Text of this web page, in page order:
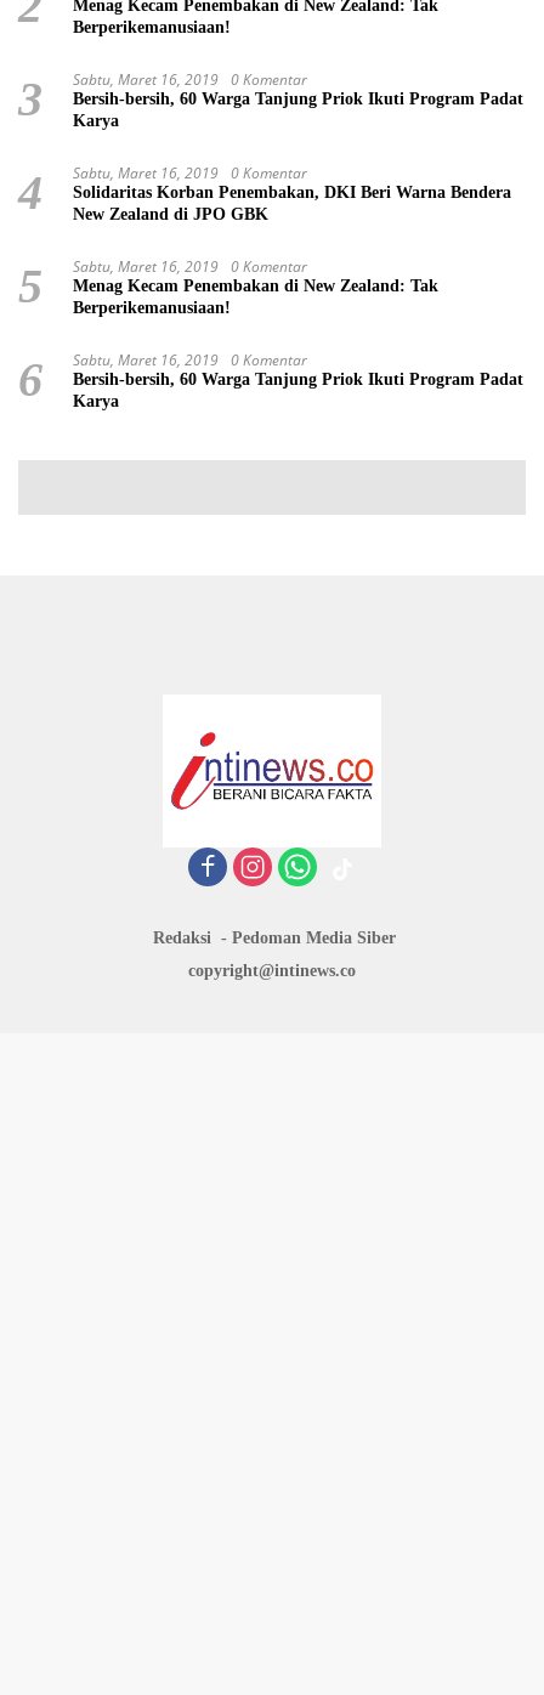
Menag Kecam Penembakan di New Zealand: Tak
Berperikemanusiaan!
3 Sabtu, Maret 16, 2019 0 Komentar
Bersih-bersih, 60 Warga Tanjung Priok Ikuti Program Padat
Karya
4 Sabtu, Maret 16, 2019 0 Komentar
Solidaritas Korban Penembakan, DKI Beri Warna Bendera
New Zealand di JPO GBK
5 Sabtu, Maret 16, 2019 0 Komentar
Menag Kecam Penembakan di New Zealand: Tak
Berperikemanusiaan!
6 Sabtu, Maret 16, 2019 0 Komentar
Bersih-bersih, 60 Warga Tanjung Priok Ikuti Program Padat
Karya
Redaksi
Pedoman Media Siber
copyright@intinews.co